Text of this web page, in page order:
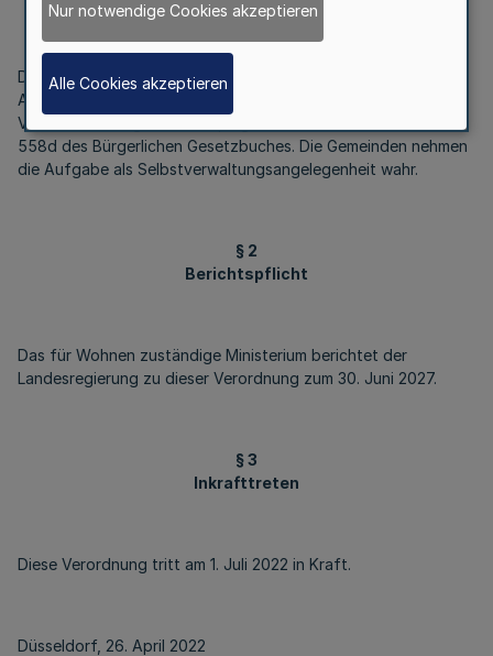
Die Gemeinden sind zuständig für die Erstellung oder
Anerkennung sowie die Anpassung, Dokumentation und
Veröffentlichung von Mietspiegeln nach den §§ 558c und
558d des Bürgerlichen Gesetzbuches. Die Gemeinden nehmen
die Aufgabe als Selbstverwaltungsangelegenheit wahr.
§ 2
Berichtspflicht
Das für Wohnen zuständige Ministerium berichtet der
Landesregierung zu dieser Verordnung zum 30. Juni 2027.
§ 3
Inkrafttreten
Diese Verordnung tritt am 1. Juli 2022 in Kraft.
Düsseldorf, 26. April 2022
Nur notwendige Cookies akzeptieren
Alle Cookies akzeptieren